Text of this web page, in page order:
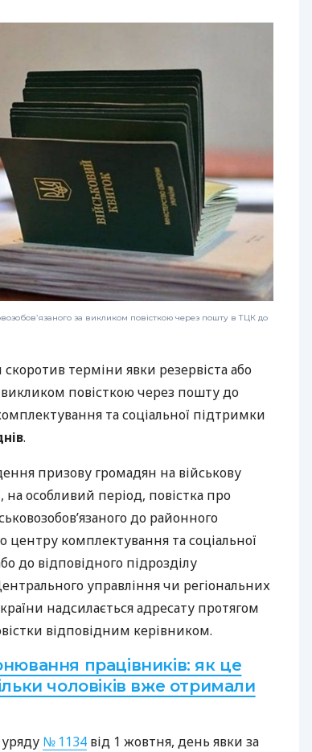
РЕЙТИНГ ДЕБЕТОВИХ
ЩОМІСЯЧНИЙ ОГЛЯД
КЕШБЕКУ
ПУТІВНИКИ ПО
БАНКІВСЬКИХ КАРТКАХ
за викликом повісткою через пошту в ТЦК до
скоротив терміни явки резервіста або
викликом повісткою через пошту до
та соціальної підтримки
.
призову громадян на військову
на особливий період, повістка про
до районного
центру комплектування та соціальної
до відповідного підрозділу
управління чи регіональних
надсилається адресату протягом
відповідним керівником.
працівників: як це
чоловіків вже отримали
№ 1134 від 1 жовтня, день явки за